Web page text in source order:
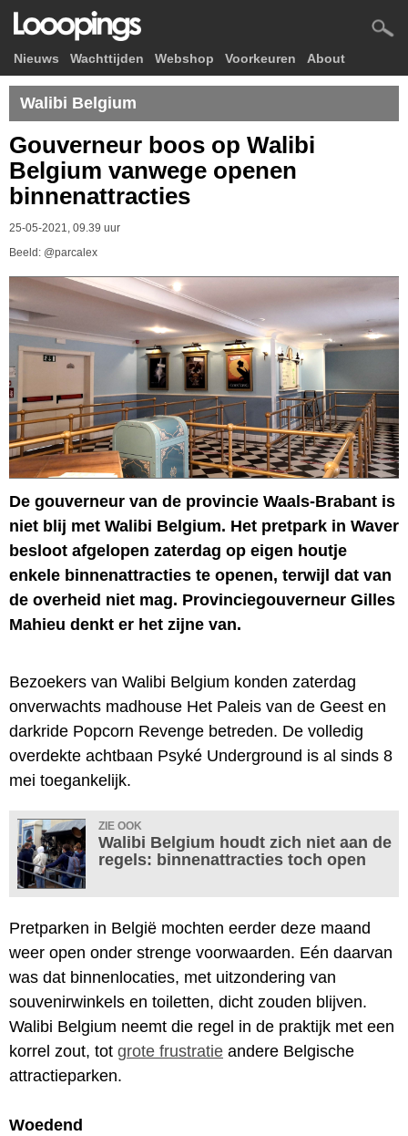
Nieuws Wachttijden Webshop Voorkeuren About
Walibi Belgium
Gouverneur boos op Walibi
Belgium vanwege openen
binnenattracties
25-05-2021, 09.39 uur
Beeld: @parcalex
De gouverneur van de provincie Waals-Brabant is
niet blij met Walibi Belgium. Het pretpark in Waver
besloot afgelopen zaterdag op eigen houtje
enkele binnenattracties te openen, terwijl dat van
de overheid niet mag. Provinciegouverneur Gilles
Mahieu denkt er het zijne van.
Bezoekers van Walibi Belgium konden zaterdag
onverwachts madhouse Het Paleis van de Geest en
darkride Popcorn Revenge betreden. De volledig
overdekte achtbaan Psyké Underground is al sinds 8
mei toegankelijk.
ZIE OOK
Walibi Belgium houdt zich niet aan de
regels: binnenattracties toch open
Pretparken in België mochten eerder deze maand
weer open onder strenge voorwaarden. Eén daarvan
was dat binnenlocaties, met uitzondering van
souvenirwinkels en toiletten, dicht zouden blijven.
Walibi Belgium neemt die regel in de praktijk met een
korrel zout, tot grote frustratie andere Belgische
attractieparken.
Woedend